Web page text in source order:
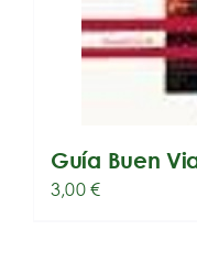
Guía Buen
3,00€